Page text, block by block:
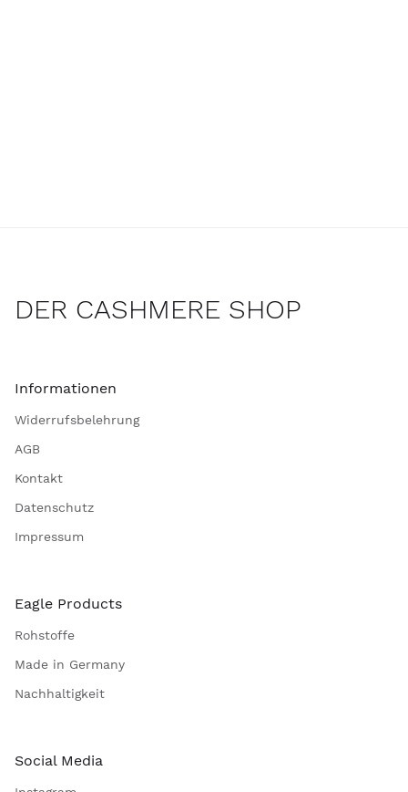
DER CASHMERE SHOP
Informationen
Widerrufsbelehrung
AGB
Kontakt
Datenschutz
Impressum
Eagle Products
Rohstoffe
Made in Germany
Nachhaltigkeit
Social Media